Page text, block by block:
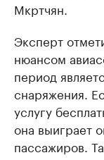
Мкртчян.
Эксперт
нюансом
период
снаряжения.
услугу
она выиграет
пассажиров.